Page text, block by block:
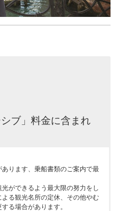
ブ」料金に含まれ
ります、乗船書類のご案内で最
ができるよう最大限の努力をし
る観光名所の定休、その他やむ
る場合があります。